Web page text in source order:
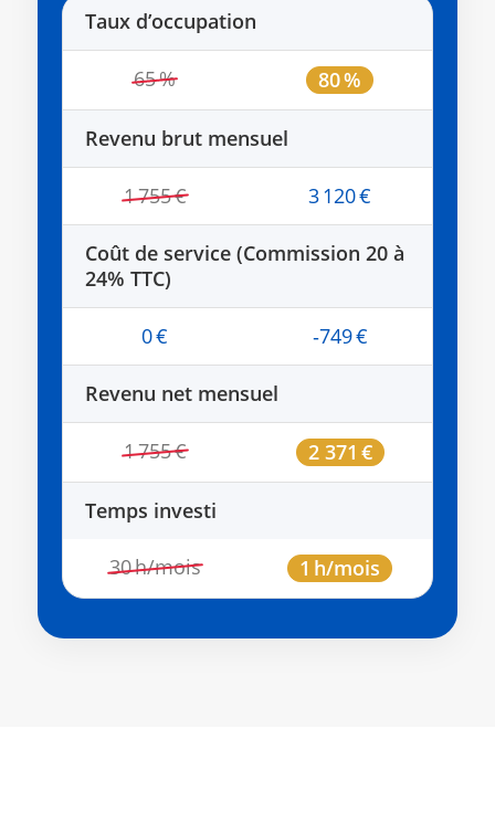
Taux d’occupation
65 % 80 %
Revenu brut mensuel
1 755 € 3 120 €
Coût de service (Commission 20 à
24% TTC)
0 € ‑749 €
Revenu net mensuel
1 755 € 2 371 €
Temps investi
30 h/mois 1 h/mois